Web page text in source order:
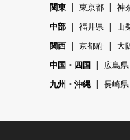
関東
東京都 神
中部
福井県 山
関西
京都府 大
中国・四国
広島県
九州・沖縄
長崎県